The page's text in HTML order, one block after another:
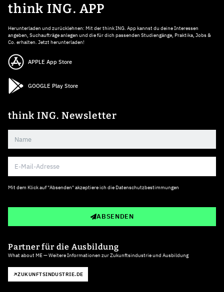
think ING. APP
Herunterladen und zurücklehnen: Mit der think ING. App kannst du deine Interessen
angeben, Suchaufträge anlegen und die für dich passenden Studiengänge, Praktika, Jobs &
Co. erhalten. Jetzt herunterladen!
APPLE App Store
GOOGLE Play Store
think ING. Newsletter
Mit dem Klick auf "Absenden" akzeptiere ich die Datenschutzbestimmungen
ABSENDEN
Partner für die Ausbildung
What about ME — Weitere Informationen zur Zukunftsindustrie und Ausbildung
ZUKUNFTSINDUSTRIE.DE